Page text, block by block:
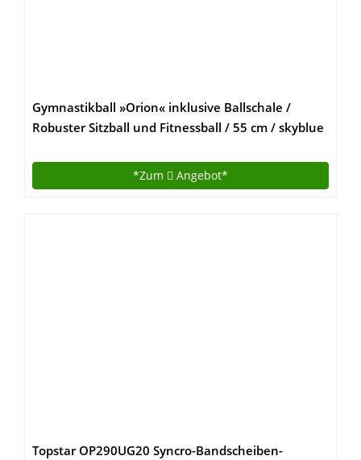
Gymnastikball »Orion« inklusive Ballschale /
Robuster Sitzball und Fitnessball / 55 cm / skyblue
*Zum Angebot*
Topstar OP290UG20 Syncro-Bandscheiben-